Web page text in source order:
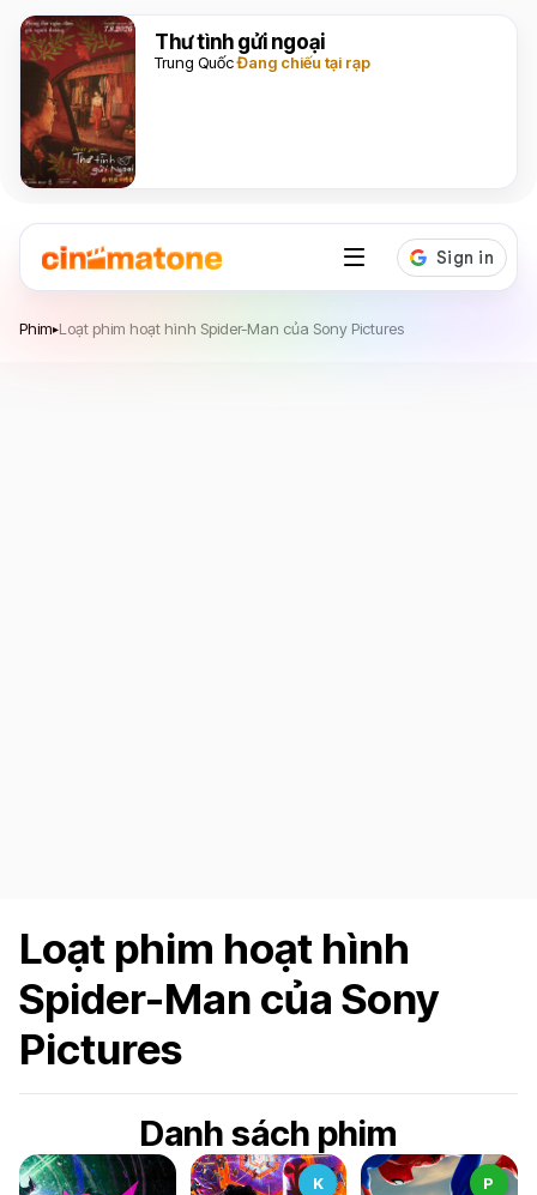
Thư tình gửi ngoại
Trung QuốcĐang chiếu tại rạp
Phim▸Loạt phim hoạt hình Spider-Man của Sony Pictures
Loạt phim hoạt hình
Spider-Man của Sony
Pictures
Danh sách phim
K P